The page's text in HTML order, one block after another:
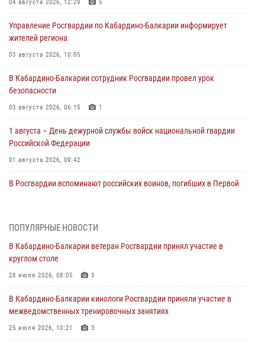
04 августа 2026, 12:29 5
Управление Росгвардии по Кабардино-Балкарии информирует
жителей региона
03 августа 2026, 10:05
В Кабардино‑Балкарии сотрудник Росгвардии провел урок
безопасности
03 августа 2026, 06:15 1
1 августа – День дежурной службы войск национальной гвардии
Российской Федерации
01 августа 2026, 09:42
В Росгвардии вспоминают российских воинов, погибших в Первой
поздравил специалистов подразделений тыла с профессиональным
праздником
01 августа 2026, 00:10
Росгвардия обеспечивает безопасность граждан на южном
направлении
31 июля 2026, 09:22
ПОПУЛЯРНЫЕ НОВОСТИ
В Кабардино-Балкарии ветеран Росгвардии принял участие в
круглом столе
28 июля 2026, 08:05 3
В Кабардино-Балкарии кинологи Росгвардии приняли участие в
межведомственных тренировочных занятиях
25 июля 2026, 10:21 3